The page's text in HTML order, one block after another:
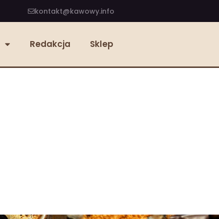
kontakt@kawowy.info
Redakcja Sklep